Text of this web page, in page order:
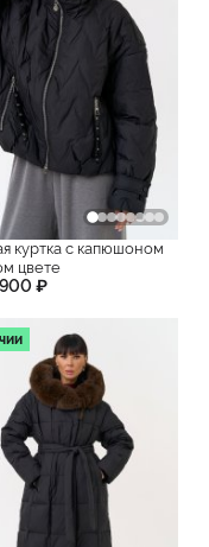
куртка с капюшоном
цвете
₽